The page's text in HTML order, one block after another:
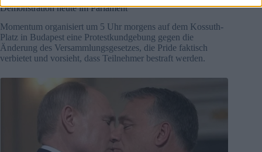
Demonstration heute im Parlament
Momentum organisiert um 5 Uhr morgens auf dem Kossuth-
Platz in Budapest eine Protestkundgebung gegen die
Änderung des Versammlungsgesetzes, die Pride faktisch
verbietet und vorsieht, dass Teilnehmer bestraft werden.